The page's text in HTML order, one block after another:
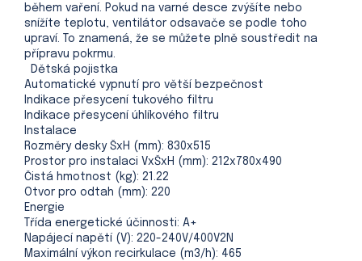
během vaření. Pokud na varné desce zvýšíte nebo
snížíte teplotu, ventilátor odsavače se podle toho
upraví. To znamená, že se můžete plně soustředit na
přípravu pokrmu.
Dětská pojistka
Automatické vypnutí pro větší bezpečnost
Indikace přesycení tukového filtru
Indikace přesycení úhlíkového filtru
Instalace
Rozměry desky ŠxH (mm): 830x515
Prostor pro instalaci VxŠxH (mm): 212x780x490
Čistá hmotnost (kg): 21.22
Otvor pro odtah (mm): 220
Energie
Třída energetické účinnosti: A+
Napájecí napětí (V): 220-240V/400V2N
Maximální výkon recirkulace (m3/h): 465